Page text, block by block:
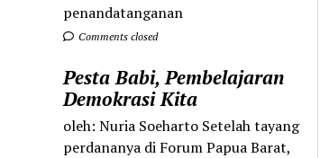
penandatanganan
Comments closed
Pesta Babi, Pembelajaran
Demokrasi Kita
oleh: Nuria Soeharto Setelah tayang
perdananya di Forum Papua Barat,